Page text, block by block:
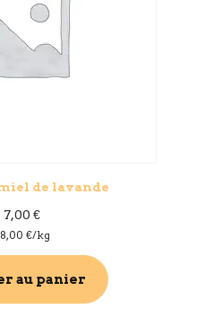
de lavande
7,00 €
€/kg
au panier